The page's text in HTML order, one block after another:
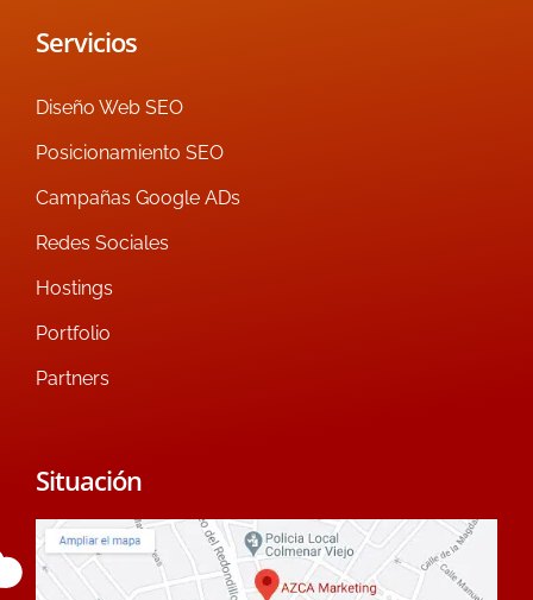
Servicios
Diseño Web SEO
Posicionamiento SEO
Campañas Google ADs
Redes Sociales
Hostings
Portfolio
Partners
Situación